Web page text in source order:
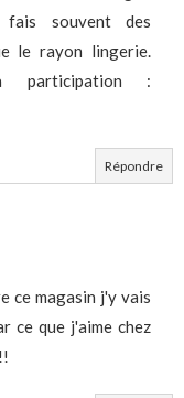
souvent des
le rayon lingerie.
:
Répondre
ce magasin j'y vais
ce que j'aime chez